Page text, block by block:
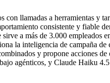
llamadas a herramientas y
consistente y fiable
a más de 3.000 empleados
la inteligencia de campaña de
y propone acciones de
agénticos, y Claude Haiku